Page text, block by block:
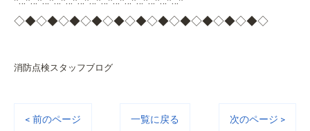
◇◆◇◆◇◆◇◆◇◆◇◆◇◆◇◆◇◆◇◆◇◆◇
消防点検スタッフブログ
< 前のページ 一覧に戻る 次のページ >